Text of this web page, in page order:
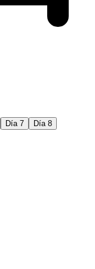
Día 7
Día 8